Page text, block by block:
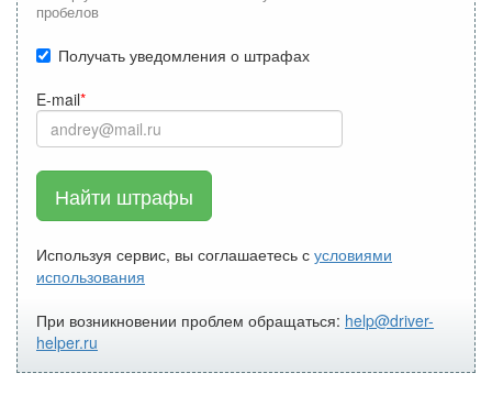
пробелов
Получать уведомления о штрафах
E-mail
Найти штрафы
Используя сервис, вы соглашаетесь с условиями
использования
При возникновении проблем обращаться: help@driver-
helper.ru